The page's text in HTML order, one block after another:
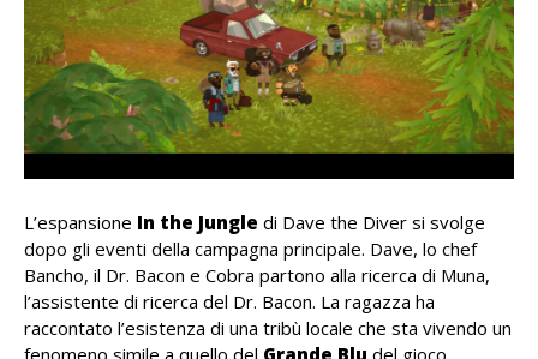
L’espansione In the Jungle di Dave the Diver si svolge
dopo gli eventi della campagna principale. Dave, lo chef
Bancho, il Dr. Bacon e Cobra partono alla ricerca di Muna,
l’assistente di ricerca del Dr. Bacon. La ragazza ha
raccontato l’esistenza di una tribù locale che sta vivendo un
fenomeno simile a quello del Grande Blu del gioco